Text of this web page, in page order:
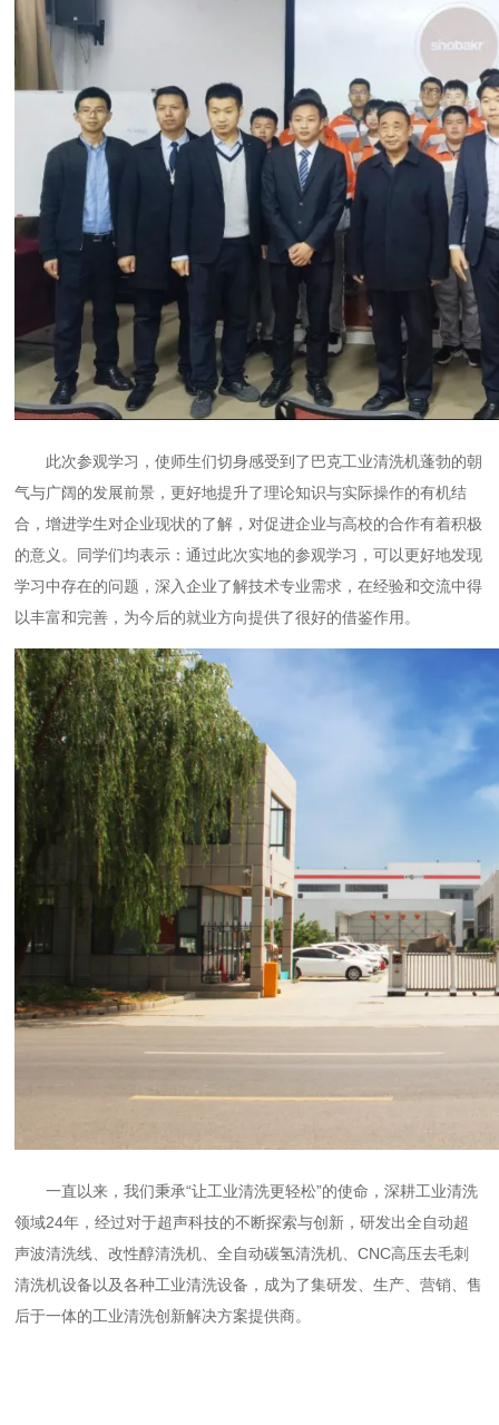
此次参观学习，使师生们切身感受到了巴克工业清洗机蓬勃的朝
气与广阔的发展前景，更好地提升了理论知识与实际操作的有机结
合，增进学生对企业现状的了解，对促进企业与高校的合作有着积极
的意义。同学们均表示：通过此次实地的参观学习，可以更好地发现
学习中存在的问题，深入企业了解技术专业需求，在经验和交流中得
以丰富和完善，为今后的就业方向提供了很好的借鉴作用。
一直以来，我们秉承“让工业清洗更轻松”的使命，深耕工业清洗
领域24年，经过对于超声科技的不断探索与创新，研发出全自动超
声波清洗线、改性醇清洗机、全自动碳氢清洗机、CNC高压去毛刺
清洗机设备以及各种工业清洗设备，成为了集研发、生产、营销、售
后于一体的工业清洗创新解决方案提供商。